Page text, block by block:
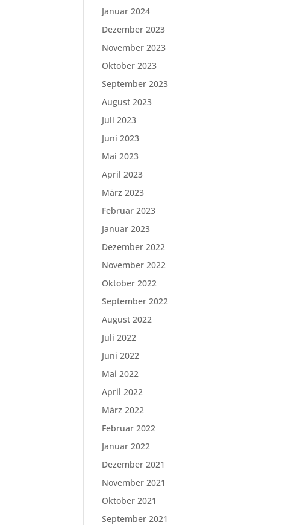
Januar 2024
Dezember 2023
November 2023
Oktober 2023
September 2023
August 2023
Juli 2023
Juni 2023
Mai 2023
April 2023
März 2023
Februar 2023
Januar 2023
Dezember 2022
November 2022
Oktober 2022
September 2022
August 2022
Juli 2022
Juni 2022
Mai 2022
April 2022
März 2022
Februar 2022
Januar 2022
Dezember 2021
November 2021
Oktober 2021
September 2021